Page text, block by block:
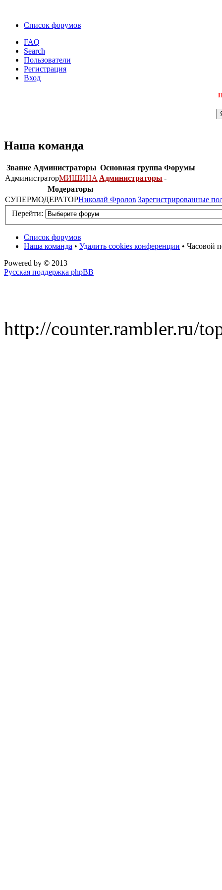
Список форумов
FAQ
Search
Пользователи
Регистрация
Вход
Наша команда
Звание Администраторы Основная группа Форумы
АдминистраторМИШИНА Администраторы -
Модераторы
СУПЕРМОДЕРАТОРНиколай Фролов Зарегистрированные
Перейти:
Список форумов
Наша команда • Удалить cookies конференции • Часовой
Powered by © 2013
Русская поддержка phpBB
http://counter.rambler.ru/